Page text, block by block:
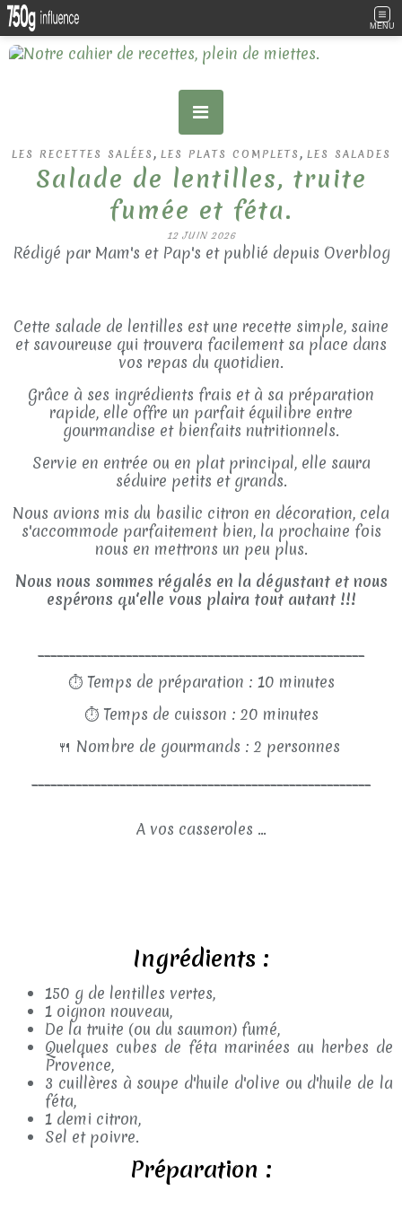
MENU
LES RECETTES SALÉES , LES PLATS COMPLETS , LES SALADES
Salade de lentilles, truite
fumée et féta.
12 JUIN 2026
Rédigé par Mam's et Pap's et publié depuis Overblog
Cette salade de lentilles est une recette simple, saine
et savoureuse qui trouvera facilement sa place dans
vos repas du quotidien.
Grâce à ses ingrédients frais et à sa préparation
rapide, elle offre un parfait équilibre entre
gourmandise et bienfaits nutritionnels.
Servie en entrée ou en plat principal, elle saura
séduire petits et grands.
Nous avions mis du basilic citron en décoration, cela
s'accommode parfaitement bien, la prochaine fois
nous en mettrons un peu plus.
Nous nous sommes régalés en la dégustant et nous
espérons qu'elle vous plaira tout autant !!!
⏱ Temps de préparation : 10 minutes
⏱ Temps de cuisson : 20 minutes
🍴 Nombre de gourmands : 2 personnes
A vos casseroles ...
Ingrédients :
150 g de lentilles vertes,
1 oignon nouveau,
De la truite (ou du saumon) fumé,
Quelques cubes de féta marinées au herbes de
Provence,
3 cuillères à soupe d'huile d'olive ou d'huile de la
féta,
1 demi citron,
Sel et poivre.
Préparation :